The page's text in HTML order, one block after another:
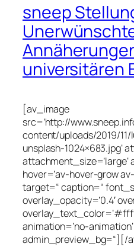
sneep
universitären
[av_image
src=’http://
content/uploads/2019/
unsplash-1024×683.jpg‘
attachment_size=’large‘
hover=’av-hover-grow
target=“ caption=“
overlay_opacity=’0.4′
animation=’no-
admin_preview_bg=“][/